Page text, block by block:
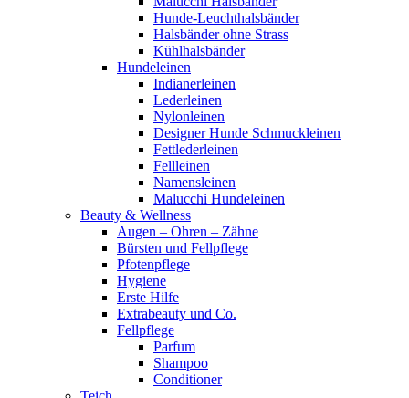
Hunde-Leuchthalsbänder
Halsbänder ohne Strass
Kühlhalsbänder
Hundeleinen
Indianerleinen
Lederleinen
Nylonleinen
Designer Hunde Schmuckleinen
Fettlederleinen
Fellleinen
Namensleinen
Malucchi Hundeleinen
Beauty & Wellness
Augen – Ohren – Zähne
Bürsten und Fellpflege
Pfotenpflege
Hygiene
Erste Hilfe
Extrabeauty und Co.
Fellpflege
Parfum
Shampoo
Conditioner